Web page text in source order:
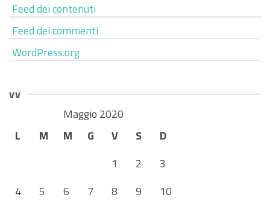
Feed dei contenuti
Feed dei commenti
WordPress.org
vv
Maggio 2020
L
M M G V S
D
1
2
3
4
5 6 7 8 9
10